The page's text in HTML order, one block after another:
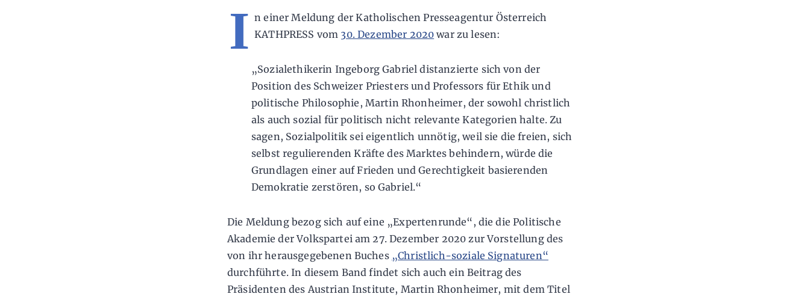
I n einer Meldung der Katholischen Presseagentur Österreich
KATHPRESS vom 30. Dezember 2020 war zu lesen:
„Sozialethikerin Ingeborg Gabriel distanzierte sich von der
Position des Schweizer Priesters und Professors für Ethik und
politische Philosophie, Martin Rhonheimer, der sowohl christlich
als auch sozial für politisch nicht relevante Kategorien halte. Zu
sagen, Sozialpolitik sei eigentlich unnötig, weil sie die freien, sich
selbst regulierenden Kräfte des Marktes behindern, würde die
Grundlagen einer auf Frieden und Gerechtigkeit basierenden
Demokratie zerstören, so Gabriel.“
Die Meldung bezog sich auf eine „Expertenrunde“, die die Politische
Akademie der Volkspartei am 27. Dezember 2020 zur Vorstellung des
von ihr herausgegebenen Buches „Christlich-soziale Signaturen“
durchführte. In diesem Band findet sich auch ein Beitrag des
Präsidenten des Austrian Institute, Martin Rhonheimer, mit dem Titel